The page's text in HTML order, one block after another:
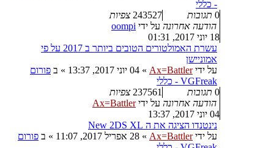
- כללי
0 תגובות 243527 צפיות
הודעה אחרונה על ידי oompi
18 יוני 2017, 01:31
עשרת האמולטורים הטובים ביותר ב 2017 על פי
אמוניישן
על ידיAx=Battler
» 04 יוני 2017, 13:37 » ב פורום
VGFreak - כללי
0 תגובות 237561 צפיות
הודעה אחרונה על ידיAx=Battler
04 יוני 2017, 13:37
נינטנדו הציגה את ה New 2DS XL
על ידיAx=Battler
» 28 אפריל 2017, 11:07 » ב פורום